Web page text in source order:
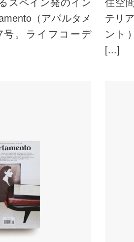
（アパルタメ
。ライフコーデ
テリ
ント
[...]